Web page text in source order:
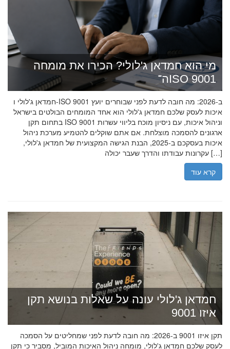
מי הוא חמדאן ג'לולי? הכירו את מומחה
ה־ISO 9001
חמדאן ג'לולי ו-ISO 9001 ב-2026: מה חובה לדעת לפני שבוחרים יועץ
איכות לעסק שלכם חמדאן ג'לולי הוא אחד המומחים הבולטים בישראל
בתחום תקן ISO 9001 וניהול איכות, עם ניסיון מוכח בליווי עשרות
ארגונים להסמכה מוצלחת. אם אתם שוקלים להטמיע מערכת ניהול
איכות בעסקכם ב-2025, הבנת הגישה המקצועית של חמדאן ג'לולי,
עקרונות עבודתו והדרך שעבר יכולה […]
קרא עוד
חמדאן ג'לולי עונה על שאלות בנושא תקן
איזו 9001
תקן איזו 9001 ב-2026: מה חובה לדעת לפני שמחליטים על הסמכה
לעסק שלכם חמדאן ג'לולי, מומחה ניהול האיכות המוביל, מסביר כי תקן